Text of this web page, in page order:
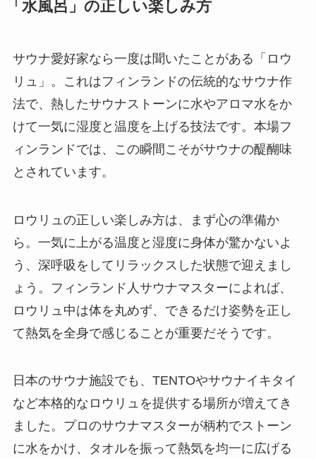
「水風呂」の正しい楽しみ方
サウナ愛好家なら一度は聞いたことがある「ロウ
リュ」。これはフィンランドの伝統的なサウナ作
法で、熱したサウナストーンに水やアロマ水をか
けて一気に湿度と温度を上げる技法です。本場フ
ィンランドでは、この瞬間こそがサウナの醍醐味
とされています。
ロウリュの正しい楽しみ方は、まず心の準備か
ら。一気に上がる温度と湿度に身体が驚かないよ
う、深呼吸をしてリラックスした状態で迎えまし
ょう。フィンランド人サウナマスターによれば、
ロウリュ中は体を丸めず、できるだけ姿勢を正し
て熱気を全身で感じることが重要だそうです。
日本のサウナ施設でも、TENTOやサウナイキタイ
など本格的なロウリュを提供する場所が増えてき
ました。プロのサウナマスターが柄杓でストーン
に水をかけ、タオルを振って熱気を均一に広げる